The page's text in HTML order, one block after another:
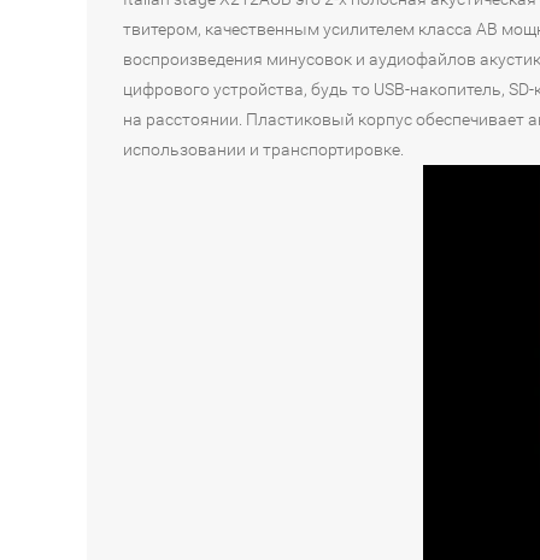
твитером, качественным усилителем класса АВ
воспроизведения минусовок и аудиофайлов
цифрового устройства, будь то USB-накопитель,
на расстоянии. Пластиковый корпус обеспечивает
использовании и транспортировке.